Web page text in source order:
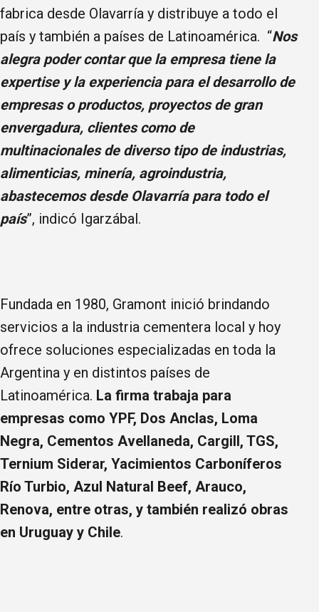
fabrica desde Olavarría y distribuye a todo el
país y también a países de Latinoamérica. “Nos
alegra poder contar que la empresa tiene la
expertise y la experiencia para el desarrollo de
empresas o productos, proyectos de gran
envergadura, clientes como de
multinacionales de diverso tipo de industrias,
alimenticias, minería, agroindustria,
abastecemos desde Olavarría para todo el
país”, indicó Igarzábal.
Fundada en 1980, Gramont inició brindando
servicios a la industria cementera local y hoy
ofrece soluciones especializadas en toda la
Argentina y en distintos países de
Latinoamérica. La firma trabaja para
empresas como YPF, Dos Anclas, Loma
Negra, Cementos Avellaneda, Cargill, TGS,
Ternium Siderar, Yacimientos Carboníferos
Río Turbio, Azul Natural Beef, Arauco,
Renova, entre otras, y también realizó obras
en Uruguay y Chile.